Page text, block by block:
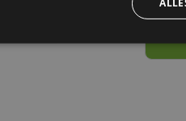
kunnen combineren met
door uw gebruik van